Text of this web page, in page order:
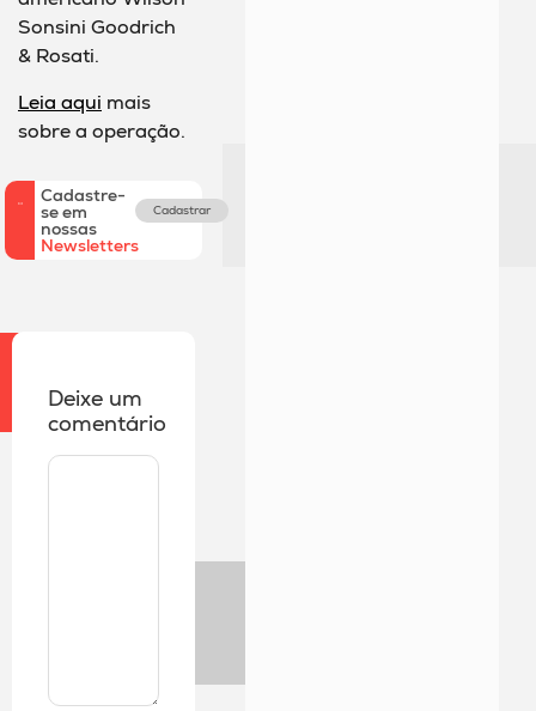
Sonsini Goodrich
& Rosati.
Leia aqui mais
sobre a operação.
Cadastre-
se em
nossas
Newsletters
Cadastrar
Deixe um
comentário